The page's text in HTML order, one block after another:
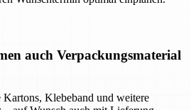
auch Verpackungsmaterial
Kartons, Klebeband und weitere